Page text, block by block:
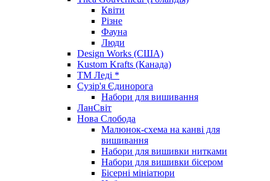
Квіти
Різне
Фауна
Люди
Design Works (США)
Kustom Krafts (Канада)
ТМ Леді *
Сузір'я Єдинорога
Набори для вишивання
ЛанСвіт
Нова Слобода
Малюнок-схема на канві для
вишивання
Набори для вишивки нитками
Набори для вишивки бісером
Бісерні мініатюри